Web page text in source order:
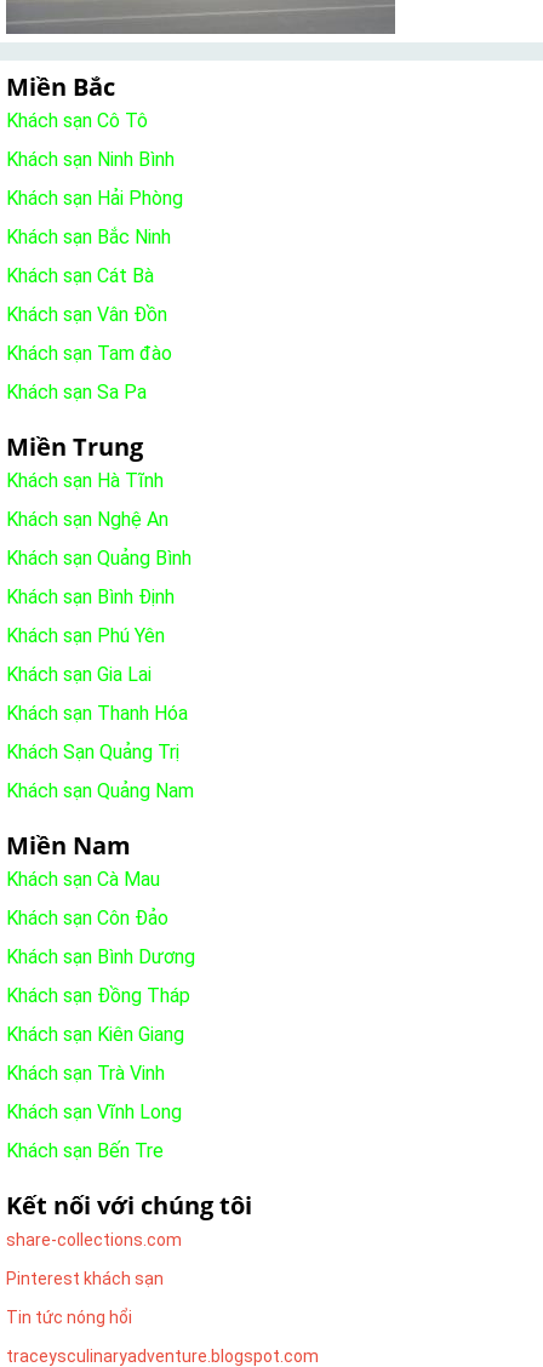
Miền Bắc
Khách sạn Cô Tô
Khách sạn Ninh Bình
Khách sạn Hải Phòng
Khách sạn Bắc Ninh
Khách sạn Cát Bà
Khách sạn Vân Đồn
Khách sạn Tam đào
Khách sạn Sa Pa
Miền Trung
Khách sạn Hà Tĩnh
Khách sạn Nghệ An
Khách sạn Quảng Bình
Khách sạn Bình Định
Khách sạn Phú Yên
Khách sạn Gia Lai
Khách sạn Thanh Hóa
Khách Sạn Quảng Trị
Khách sạn Quảng Nam
Miền Nam
Khách sạn Cà Mau
Khách sạn Côn Đảo
Khách sạn Bình Dương
Khách sạn Đồng Tháp
Khách sạn Kiên Giang
Khách sạn Trà Vinh
Khách sạn Vĩnh Long
Khách sạn Bến Tre
Kết nối với chúng tôi
share-collections.com
Pinterest khách sạn
Tin tức nóng hổi
traceysculinaryadventure.blogspot.com